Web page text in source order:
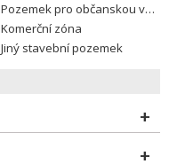
Pozemek pro občanskou vybavenost
Komerční zóna
Jiný stavební pozemek